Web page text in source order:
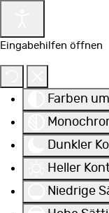
Eingabehilfen öffnen
Farben
Dunkler
Heller
Niedrige